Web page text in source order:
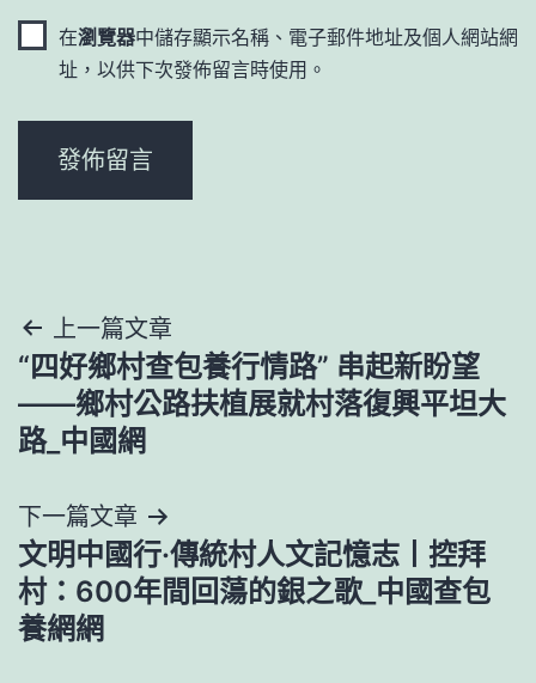
在瀏覽器中儲存顯示名稱、電子郵件地址及個人網站網
址，以供下次發佈留言時使用。
文
章
導
覽
上一篇文章
“四好鄉村查包養行情路” 串起新盼望
——鄉村公路扶植展就村落復興平坦大
路_中國網
下一篇文章
文明中國行·傳統村人文記憶志丨控拜
村：600年間回蕩的銀之歌_中國查包
養網網